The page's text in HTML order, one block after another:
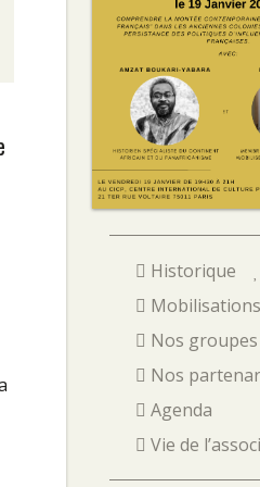
Historique
Mobilisations
Nos
Nos
Agenda
Vie de